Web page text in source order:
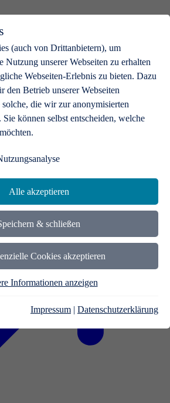
(auch von Drittanbietern), um
Nutzung unserer Webseiten zu erhalten
Webseiten-Erlebnis zu bieten. Dazu
den Betrieb unserer Webseiten
die wir zur anonymisierten
können selbst entscheiden, welche
Alle akzeptieren
& schließen
Cookies akzeptieren
Informationen anzeigen
Impressum | Datenschutzerklärung
Ideen eine Bühne